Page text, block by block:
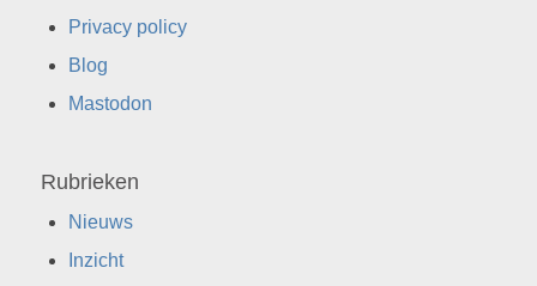
Privacy policy
Blog
Mastodon
Rubrieken
Nieuws
Inzicht